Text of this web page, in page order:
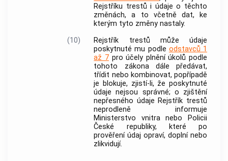
Rejstříku trestů i údaje o těchto
změnách, a to včetně dat, ke
kterým tyto změny nastaly.
(10)
Rejstřík trestů může údaje
poskytnuté mu podle odstavců 1
až 7pro účely plnění úkolů podle
tohoto zákona dále předávat,
třídit nebo kombinovat, popřípadě
je blokuje, zjistí-li, že poskytnuté
údaje nejsou správné; o zjištění
nepřesného údaje Rejstřík trestů
neprodleně informuje
Ministerstvo vnitra nebo Policii
České republiky, které po
prověření údaj opraví, doplní nebo
zlikvidují.